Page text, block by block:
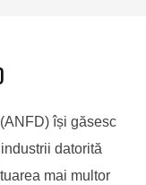
își găsesc
datorită
mai multor